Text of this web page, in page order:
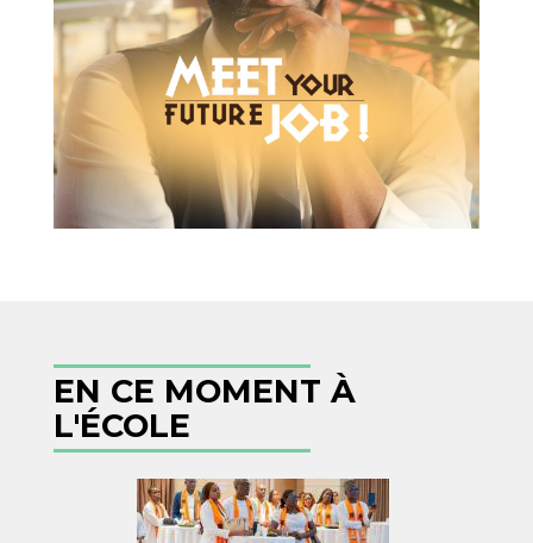
EN CE MOMENT À
L'ÉCOLE